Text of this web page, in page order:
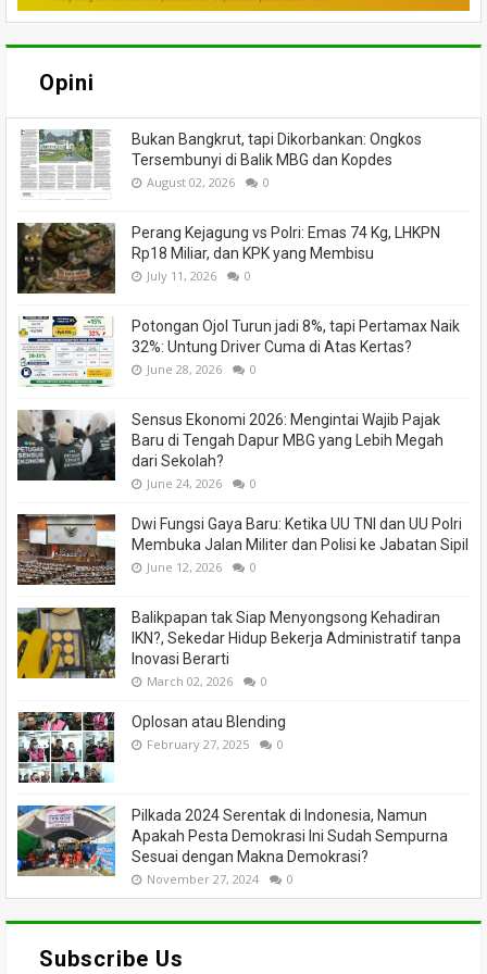
Opini
Bukan Bangkrut, tapi Dikorbankan: Ongkos
Tersembunyi di Balik MBG dan Kopdes
August 02, 2026 0
Perang Kejagung vs Polri: Emas 74 Kg, LHKPN
Rp18 Miliar, dan KPK yang Membisu
July 11, 2026 0
Potongan Ojol Turun jadi 8%, tapi Pertamax Naik
32%: Untung Driver Cuma di Atas Kertas?
June 28, 2026 0
Sensus Ekonomi 2026: Mengintai Wajib Pajak
Baru di Tengah Dapur MBG yang Lebih Megah
dari Sekolah?
June 24, 2026 0
Dwi Fungsi Gaya Baru: Ketika UU TNI dan UU Polri
Membuka Jalan Militer dan Polisi ke Jabatan Sipil
June 12, 2026 0
Balikpapan tak Siap Menyongsong Kehadiran
IKN?, Sekedar Hidup Bekerja Administratif tanpa
Inovasi Berarti
March 02, 2026 0
Oplosan atau Blending
February 27, 2025 0
Pilkada 2024 Serentak di Indonesia, Namun
Apakah Pesta Demokrasi Ini Sudah Sempurna
Sesuai dengan Makna Demokrasi?
November 27, 2024 0
Subscribe Us